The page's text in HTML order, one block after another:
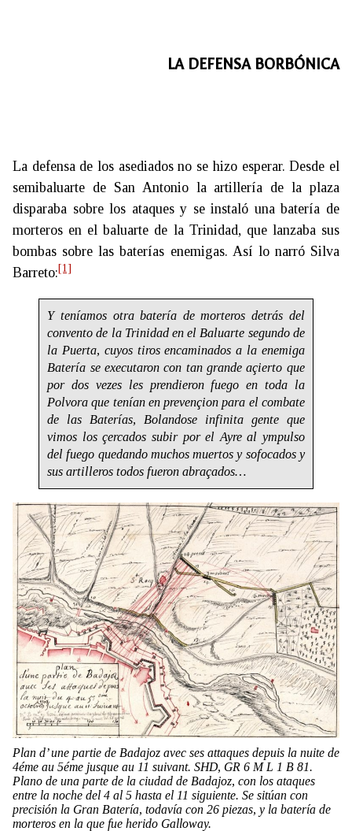
LA DEFENSA BORBÓNICA
La defensa de los asediados no se hizo esperar. Desde el
semibaluarte de San Antonio la artillería de la plaza
disparaba sobre los ataques y se instaló una batería de
morteros en el baluarte de la Trinidad, que lanzaba sus
bombas sobre las baterías enemigas. Así lo narró Silva
Barreto:[1]
Y teníamos otra batería de morteros detrás del
convento de la Trinidad en el Baluarte segundo de
la Puerta, cuyos tiros encaminados a la enemiga
Batería se executaron con tan grande açierto que
por dos vezes les prendieron fuego en toda la
Polvora que tenían en prevençion para el combate
de las Baterías, Bolandose infinita gente que
vimos los çercados subir por el Ayre al ympulso
del fuego quedando muchos muertos y sofocados y
sus artilleros todos fueron abraçados…
Plan d’ une partie de Badajoz avec ses attaques depuis la nuite de
4éme au 5éme jusque au 11 suivant. SHD, GR 6 M L 1 B 81.
Plano de una parte de la ciudad de Badajoz, con los ataques
entre la noche del 4 al 5 hasta el 11 siguiente. Se sitúan con
precisión la Gran Batería, todavía con 26 piezas, y la batería de
morteros en la que fue herido Galloway.